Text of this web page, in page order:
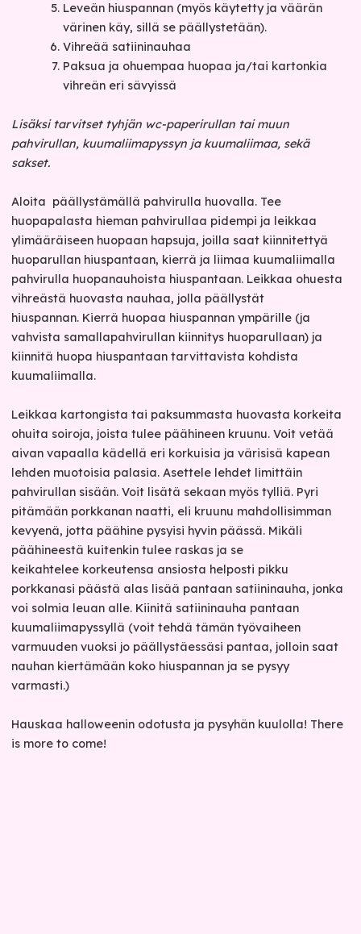
Leveän hiuspannan (myös käytetty ja väärän
värinen käy, sillä se päällystetään).
Vihreää satiininauhaa
Paksua ja ohuempaa huopaa ja/tai kartonkia
vihreän eri sävyissä
Lisäksi tarvitset tyhjän wc-paperirullan tai muun
pahvirullan, kuumaliimapyssyn ja kuumaliimaa, sekä
sakset.
Aloita päällystämällä pahvirulla huovalla. Tee
huopapalasta hieman pahvirullaa pidempi ja leikkaa
ylimääräiseen huopaan hapsuja, joilla saat kiinnitettyä
huoparullan hiuspantaan, kierrä ja liimaa kuumaliimalla
pahvirulla huopanauhoista hiuspantaan. Leikkaa ohuesta
vihreästä huovasta nauhaa, jolla päällystät
hiuspannan. Kierrä huopaa hiuspannan ympärille (ja
vahvista samallapahvirullan kiinnitys huoparullaan) ja
kiinnitä huopa hiuspantaan tarvittavista kohdista
kuumaliimalla.
Leikkaa kartongista tai paksummasta huovasta korkeita
ohuita soiroja, joista tulee päähineen kruunu. Voit vetää
aivan vapaalla kädellä eri korkuisia ja värisisä kapean
lehden muotoisia palasia. Asettele lehdet limittäin
pahvirullan sisään. Voit lisätä sekaan myös tylliä. Pyri
pitämään porkkanan naatti, eli kruunu mahdollisimman
kevyenä, jotta päähine pysyisi hyvin päässä. Mikäli
päähineestä kuitenkin tulee raskas ja se
keikahtelee korkeutensa ansiosta helposti pikku
porkkanasi päästä alas lisää pantaan satiininauha, jonka
voi solmia leuan alle. Kiinitä satiininauha pantaan
kuumaliimapyssyllä (voit tehdä tämän työvaiheen
varmuuden vuoksi jo päällystäessäsi pantaa, jolloin saat
nauhan kiertämään koko hiuspannan ja se pysyy
varmasti.)
Hauskaa halloweenin odotusta ja pysyhän kuulolla! There
is more to come!